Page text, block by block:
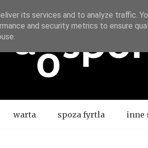
warta spoza fyrtla inne
its services and to analyze traffic.
and security metrics to ensure